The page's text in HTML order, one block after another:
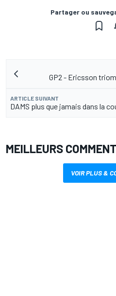
Partager ou
GP2 - Ericsson
ARTICLE SUIVANT
DAMS plus que jamais dans la
MEILLEURS
VOIR PLUS &